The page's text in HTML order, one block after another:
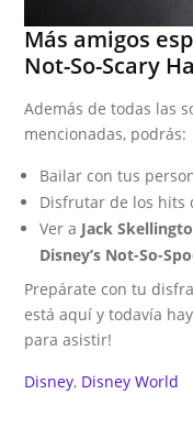
Más amigos
Not-So-Scary
Además de todas las
mencionadas, podrás:
Bailar con tus
Disfrutar de los hits
Ver a Jack
Disney’s Not-So-
Prepárate con tu
está aquí y todavía
para asistir!
Disney, Disney World